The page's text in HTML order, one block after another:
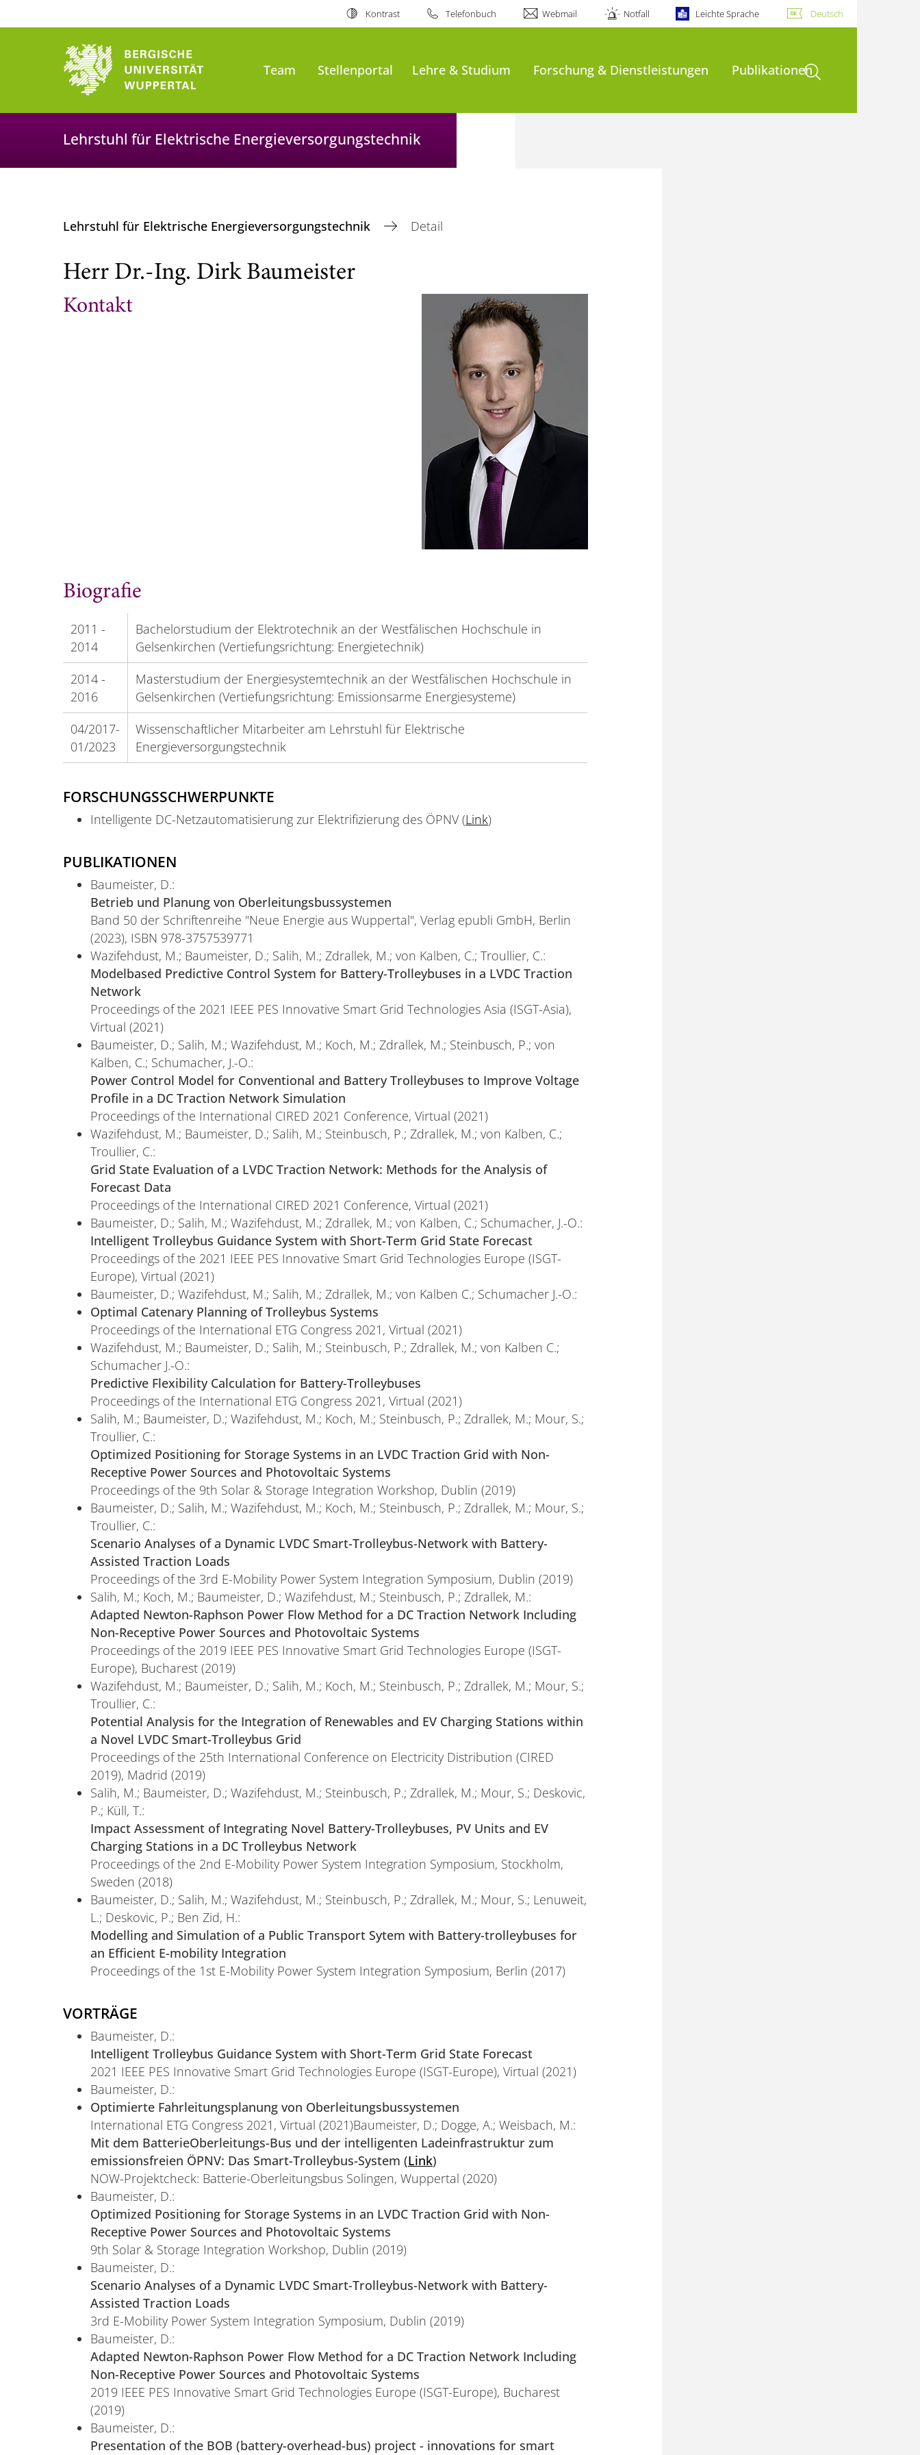
Kontrast Telefonbuch Webmail Notfall Leichte Sprache Deutsch
Team Stellenportal Lehre & Studium Forschung & Dienstleistungen PublikationenSuche öffnen
Lehrstuhl für Elektrische Energieversorgungstechnik
Lehrstuhl für Elektrische Energieversorgungstechnik Detail
Herr Dr.-Ing. Dirk Baumeister
Kontakt
Biografie
2011 -
2014
Bachelorstudium der Elektrotechnik an der Westfälischen Hochschule in
Gelsenkirchen (Vertiefungsrichtung: Energietechnik)
2014 -
2016
Masterstudium der Energiesystemtechnik an der Westfälischen Hochschule in
Gelsenkirchen (Vertiefungsrichtung: Emissionsarme Energiesysteme)
04/2017-
01/2023
Wissenschaftlicher Mitarbeiter am Lehrstuhl für Elektrische
Energieversorgungstechnik
FORSCHUNGSSCHWERPUNKTE
Intelligente DC-Netzautomatisierung zur Elektrifizierung des ÖPNV (Link)
PUBLIKATIONEN
Baumeister, D.:
Betrieb und Planung von Oberleitungsbussystemen
Band 50 der Schriftenreihe "Neue Energie aus Wuppertal", Verlag epubli GmbH, Berlin
(2023), ISBN 978-3757539771
Wazifehdust, M.; Baumeister, D.; Salih, M.; Zdrallek, M.; von Kalben, C.; Troullier, C.:
Modelbased Predictive Control System for Battery-Trolleybuses in a LVDC Traction
Network
Proceedings of the 2021 IEEE PES Innovative Smart Grid Technologies Asia (ISGT-Asia),
Virtual (2021)
Baumeister, D.; Salih, M.; Wazifehdust, M.; Koch, M.; Zdrallek, M.; Steinbusch, P.; von
Kalben, C.; Schumacher, J.-O.:
Power Control Model for Conventional and Battery Trolleybuses to Improve Voltage
Profile in a DC Traction Network Simulation
Proceedings of the International CIRED 2021 Conference, Virtual (2021)
Wazifehdust, M.; Baumeister, D.; Salih, M.; Steinbusch, P.; Zdrallek, M.; von Kalben, C.;
Troullier, C.:
Grid State Evaluation of a LVDC Traction Network: Methods for the Analysis of
Forecast Data
Proceedings of the International CIRED 2021 Conference, Virtual (2021)
Baumeister, D.; Salih, M.; Wazifehdust, M.; Zdrallek, M.; von Kalben, C.; Schumacher, J.-O.:
Intelligent Trolleybus Guidance System with Short-Term Grid State Forecast
Proceedings of the 2021 IEEE PES Innovative Smart Grid Technologies Europe (ISGT-
Europe), Virtual (2021)
Baumeister, D.; Wazifehdust, M.; Salih, M.; Zdrallek, M.; von Kalben C.; Schumacher J.-O.:
Optimal Catenary Planning of Trolleybus Systems
Proceedings of the International ETG Congress 2021, Virtual (2021)
Wazifehdust, M.; Baumeister, D.; Salih, M.; Steinbusch, P.; Zdrallek, M.; von Kalben C.;
Schumacher J.-O.:
Predictive Flexibility Calculation for Battery-Trolleybuses
Proceedings of the International ETG Congress 2021, Virtual (2021)
Salih, M.; Baumeister, D.; Wazifehdust, M.; Koch, M.; Steinbusch, P.; Zdrallek, M.; Mour, S.;
Troullier, C.:
Optimized Positioning for Storage Systems in an LVDC Traction Grid with Non-
Receptive Power Sources and Photovoltaic Systems
Proceedings of the 9th Solar & Storage Integration Workshop, Dublin (2019)
Baumeister, D.; Salih, M.; Wazifehdust, M.; Koch, M.; Steinbusch, P.; Zdrallek, M.; Mour, S.;
Troullier, C.:
Scenario Analyses of a Dynamic LVDC Smart-Trolleybus-Network with Battery-
Assisted Traction Loads
Proceedings of the 3rd E-Mobility Power System Integration Symposium, Dublin (2019)
Salih, M.; Koch, M.; Baumeister, D.; Wazifehdust, M.; Steinbusch, P.; Zdrallek, M.:
Adapted Newton-Raphson Power Flow Method for a DC Traction Network Including
Non-Receptive Power Sources and Photovoltaic Systems
Proceedings of the 2019 IEEE PES Innovative Smart Grid Technologies Europe (ISGT-
Europe), Bucharest (2019)
Wazifehdust, M.; Baumeister, D.; Salih, M.; Koch, M.; Steinbusch, P.; Zdrallek, M.; Mour, S.;
Troullier, C.:
Potential Analysis for the Integration of Renewables and EV Charging Stations within
a Novel LVDC Smart-Trolleybus Grid
Proceedings of the 25th International Conference on Electricity Distribution (CIRED
2019), Madrid (2019)
Salih, M.; Baumeister, D.; Wazifehdust, M.; Steinbusch, P.; Zdrallek, M.; Mour, S.; Deskovic,
P.; Küll, T.:
Impact Assessment of Integrating Novel Battery-Trolleybuses, PV Units and EV
Charging Stations in a DC Trolleybus Network
Proceedings of the 2nd E-Mobility Power System Integration Symposium, Stockholm,
Sweden (2018)
Baumeister, D.; Salih, M.; Wazifehdust, M.; Steinbusch, P.; Zdrallek, M.; Mour, S.; Lenuweit,
L.; Deskovic, P.; Ben Zid, H.:
Modelling and Simulation of a Public Transport Sytem with Battery-trolleybuses for
an Efficient E-mobility Integration
Proceedings of the 1st E-Mobility Power System Integration Symposium, Berlin (2017)
VORTRÄGE
Baumeister, D.:
Intelligent Trolleybus Guidance System with Short-Term Grid State Forecast
2021 IEEE PES Innovative Smart Grid Technologies Europe (ISGT-Europe), Virtual (2021)
Baumeister, D.:
Optimierte Fahrleitungsplanung von Oberleitungsbussystemen
International ETG Congress 2021, Virtual (2021)Baumeister, D.; Dogge, A.; Weisbach, M.:
Mit dem BatterieOberleitungs-Bus und der intelligenten Ladeinfrastruktur zum
emissionsfreien ÖPNV: Das Smart-Trolleybus-System (Link)
NOW-Projektcheck: Batterie-Oberleitungsbus Solingen, Wuppertal (2020)
Baumeister, D.:
Optimized Positioning for Storage Systems in an LVDC Traction Grid with Non-
Receptive Power Sources and Photovoltaic Systems
9th Solar & Storage Integration Workshop, Dublin (2019)
Baumeister, D.:
Scenario Analyses of a Dynamic LVDC Smart-Trolleybus-Network with Battery-
Assisted Traction Loads
3rd E-Mobility Power System Integration Symposium, Dublin (2019)
Baumeister, D.:
Adapted Newton-Raphson Power Flow Method for a DC Traction Network Including
Non-Receptive Power Sources and Photovoltaic Systems
2019 IEEE PES Innovative Smart Grid Technologies Europe (ISGT-Europe), Bucharest
(2019)
Baumeister, D.:
Presentation of the BOB (battery-overhead-bus) project - innovations for smart